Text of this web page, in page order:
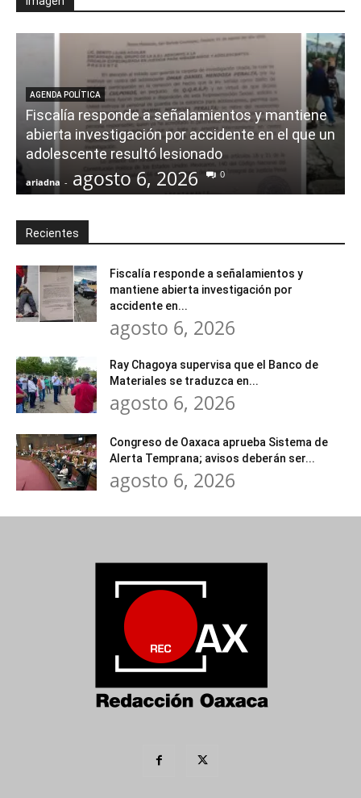
AGENDA POLÍTICA
Fiscalía responde a señalamientos y mantiene
abierta investigación por accidente en el que un
adolescente resultó lesionado
ariadna - agosto 6, 2026 0
Recientes
Fiscalía responde a señalamientos y
mantiene abierta investigación por
accidente en...
agosto 6, 2026
Ray Chagoya supervisa que el Banco de
Materiales se traduzca en...
agosto 6, 2026
Congreso de Oaxaca aprueba Sistema de
Alerta Temprana; avisos deberán ser...
agosto 6, 2026